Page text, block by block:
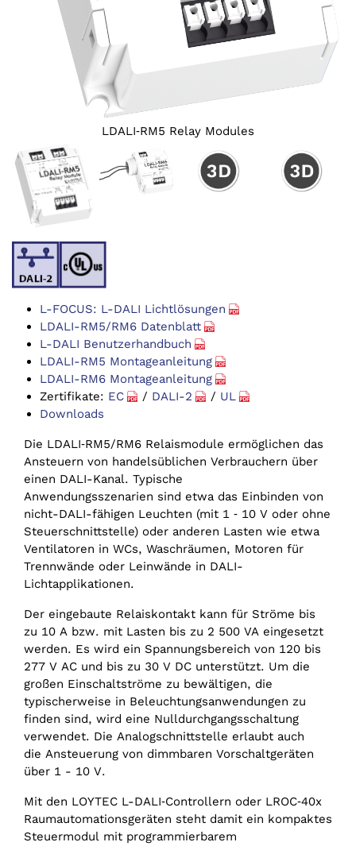
LDALI‑RM5 Relay Modules
L-FOCUS: L-DALI Lichtlösungen
LDALI-RM5/RM6 Datenblatt
L-DALI Benutzerhandbuch
LDALI-RM5 Montageanleitung
LDALI-RM6 Montageanleitung
Zertifikate: EC / DALI-2 / UL
Downloads
Die LDALI‑RM5/RM6 Relaismodule ermöglichen das
Ansteuern von handelsüblichen Verbrauchern über
einen DALI-Kanal. Typische
Anwendungsszenarien sind etwa das Einbinden von
nicht-DALI-fähigen Leuchten (mit 1 ‑ 10 V oder ohne
Steuerschnittstelle) oder anderen Lasten wie etwa
Ventilatoren in WCs, Waschräumen, Motoren für
Trennwände oder Leinwände in DALI-
Lichtapplikationen.
Der eingebaute Relaiskontakt kann für Ströme bis
zu 10 A bzw. mit Lasten bis zu 2 500 VA eingesetzt
werden. Es wird ein Spannungsbereich von 120 bis
277 V AC und bis zu 30 V DC unterstützt. Um die
großen Einschaltströme zu bewältigen, die
typischerweise in Beleuchtungsanwendungen zu
finden sind, wird eine Nulldurchgangsschaltung
verwendet. Die Analogschnittstelle erlaubt auch
die Ansteuerung von dimmbaren Vorschaltgeräten
über 1 - 10 V.
Mit den LOYTEC L-DALI‑Controllern oder LROC‑40x
Raumautomationsgeräten steht damit ein kompaktes
Steuermodul mit programmierbarem